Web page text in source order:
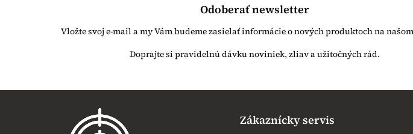
Odoberať newsletter
Vložte svoj e-mail a my Vám budeme zasielať informácie o nových produktoch na
Z
Zákaznícky servis